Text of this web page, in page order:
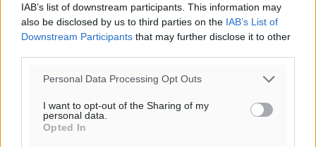
IAB’s list of downstream participants. This information may
also be disclosed by us to third parties on the IAB’s List of
Downstream Participants that may further disclose it to other
Personal Data Processing Opt Outs
I want to opt-out of the Sharing of my
personal data.
Opted In
ΔΙΑΒΑΣΕ ΕΠΙΣΗΣ
ΣΥΝΕΝΤΕΎΞΕΙΣ
πρέπει να φτάνει σε κάθε γωνιά – Ενισχύουμε τις
09.08.26 · 08:15